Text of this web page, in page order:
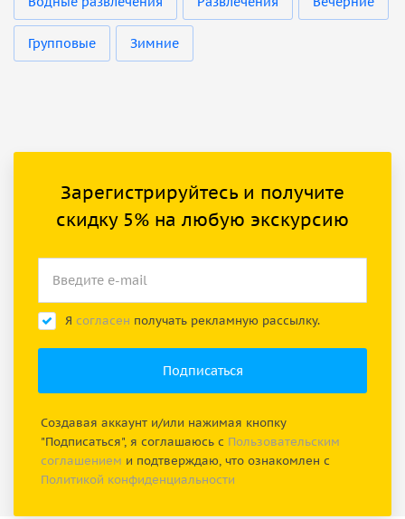
Групповые Зимние
Зарегистрируйтесь и получите
скидку 5% на любую экскурсию
Я согласен получать рекламную рассылку.
Создавая аккаунт и/или нажимая кнопку
"Подписаться", я соглашаюсь с Пользовательским
соглашением и подтверждаю, что ознакомлен с
Политикой конфиденциальности